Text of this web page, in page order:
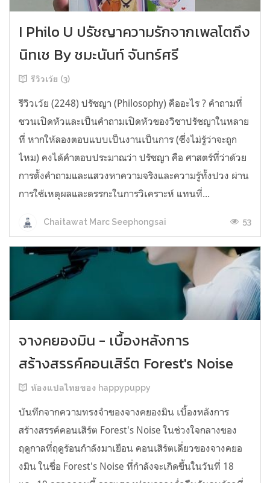
I Philo U ปรัชญาความรักจากเพลโตถึง
นิทเช By ชมะนันท์ จันทร์ศรี
รีวิวเว้ย (3)
รีวิวเว้ย (2248) ปรัชญา (Philosophy) คืออะไร ? คำถามที่
ชวนเปิดหัวและเป็นคำถามเปิดหัวของวิชาปรัชญาในหลาย
ที่ หากให้ลองตอบแบบเป็นงานเป็นการ (ซึ่งไม่รู้ว่าจะถูก
ไหม) คงได้คำตอบประมาณว่า ปรัชญา คือ ศาสตร์ที่ว่าด้วย
การตั้งคำถามและแสวงหาความจริงและความรู้ทั้งปวง ผ่าน
การใช้เหตุผลและตรรกะในการวิเคราะห์ แทนที่...
Chaitawat Marc Seephongsai 53
จางคยองมิน - เบื้องหลังการ
สร้างสรรค์คอนเสิร์ต Forest's Noise
ห้องแปลไทยของ happypuppy
บันทึกจากความทรงจำของจางคยองมิน เบื้องหลังการ
สร้างสรรค์คอนเสิร์ต Forest's Noise ในช่วงใจกลางของ
ฤดูกาลที่ฤดูร้อนกำลังมาเยือน คอนเสิร์ตเดี่ยวของจางคยอ
งมิน ในชื่อ Forest's Noise ที่กำลังจะเกิดขึ้นในวันที่ 18